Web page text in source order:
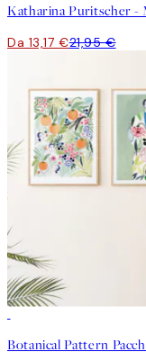
Da 13,17 €21,95 €